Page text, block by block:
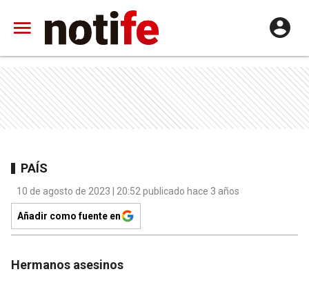
PAÍS
10 de agosto de 2023 | 20:52 publicado hace 3 años
Añadir como fuente en
Hermanos asesinos